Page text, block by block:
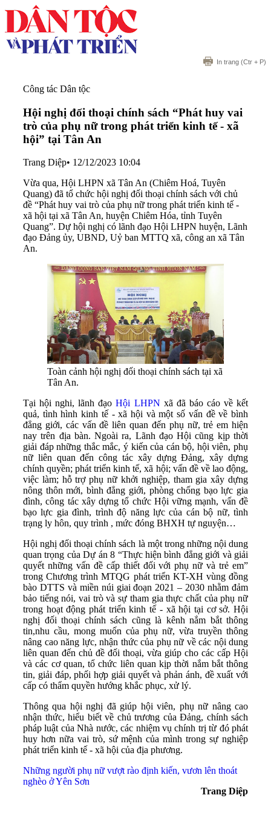
In trang (Ctr + P)
Công tác Dân tộc
Hội nghị đối thoại chính sách “Phát huy vai
trò của phụ nữ trong phát triển kinh tế - xã
hội” tại Tân An
Trang Diệp• 12/12/2023 10:04
Vừa qua, Hội LHPN xã Tân An (Chiêm Hoá, Tuyên
Quang) đã tổ chức hội nghị đối thoại chính sách với chủ
đề “Phát huy vai trò của phụ nữ trong phát triển kinh tế -
xã hội tại xã Tân An, huyện Chiêm Hóa, tỉnh Tuyên
Quang”. Dự hội nghị có lãnh đạo Hội LHPN huyện, Lãnh
đạo Đảng ủy, UBND, Uỷ ban MTTQ xã, công an xã Tân
An.
Toàn cảnh hội nghị đối thoại chính sách tại xã
Tân An.
Tại hội nghi, lãnh đạoHội LHPN xã đã báo cáo về kết
quả, tình hình kinh tế - xã hội và một số vấn đề về bình
đẳng giới, các vấn đề liên quan đến phụ nữ, trẻ em hiện
nay trên địa bàn. Ngoài ra, Lãnh đạo Hội cũng kịp thời
giải đáp những thắc mắc, ý kiến của cán bộ, hội viên, phụ
nữ liên quan đến công tác xây dựng Đảng, xây dựng
chính quyền; phát triển kinh tế, xã hội; vấn đề về lao động,
việc làm; hỗ trợ phụ nữ khởi nghiệp, tham gia xây dựng
nông thôn mới, bình đẳng giới, phòng chống bạo lực gia
đình, công tác xây dựng tổ chức Hội vững mạnh, vấn đề
bạo lực gia đình, trình độ năng lực của cán bộ nữ, tình
trạng ly hôn, quy trình , mức đóng BHXH tự nguyện…
Hội nghị đối thoại chính sách là một trong những nội dung
quan trọng của Dự án 8 “Thực hiện bình đẳng giới và giải
quyết những vấn đề cấp thiết đối với phụ nữ và trẻ em”
trong Chương trình MTQG phát triển KT-XH vùng đồng
bào DTTS và miền núi giai đoạn 2021 – 2030 nhằm đảm
bảo tiếng nói, vai trò và sự tham gia thực chất của phụ nữ
trong hoạt động phát triển kinh tế - xã hội tại cơ sở. Hội
nghị đối thoại chính sách cũng là kênh nắm bắt thông
tin,nhu cầu, mong muốn của phụ nữ, vừa truyền thông
nâng cao năng lực, nhận thức của phụ nữ về các nội dung
liên quan đến chủ đề đối thoại, vừa giúp cho các cấp Hội
và các cơ quan, tổ chức liên quan kịp thời nắm bắt thông
tin, giải đáp, phối hợp giải quyết và phản ánh, đề xuất với
cấp có thẩm quyền hướng khắc phục, xử lý.
Thông qua hội nghị đã giúp hội viên, phụ nữ nâng cao
nhận thức, hiểu biết về chủ trương của Đảng, chính sách
pháp luật của Nhà nước, các nhiệm vụ chính trị từ đó phát
huy hơn nữa vai trò, sứ mệnh của mình trong sự nghiệp
phát triển kinh tế - xã hội của địa phương.
Những người phụ nữ vượt rào định kiến, vươn lên thoát
nghèo ở Yên Sơn
Trang Diệp